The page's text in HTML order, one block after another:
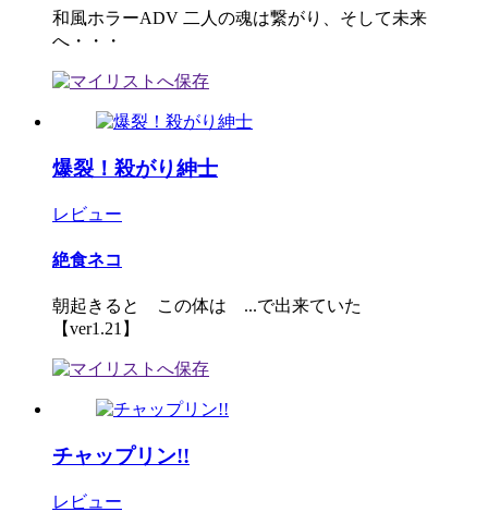
和風ホラーADV 二人の魂は繋がり、そして未来
へ・・・
爆裂！殺がり紳士
レビュー
絶食ネコ
朝起きると この体は ...で出来ていた
【ver1.21】
チャップリン!!
レビュー